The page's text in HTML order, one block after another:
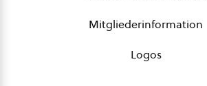
Mitgliederinformation
Logos